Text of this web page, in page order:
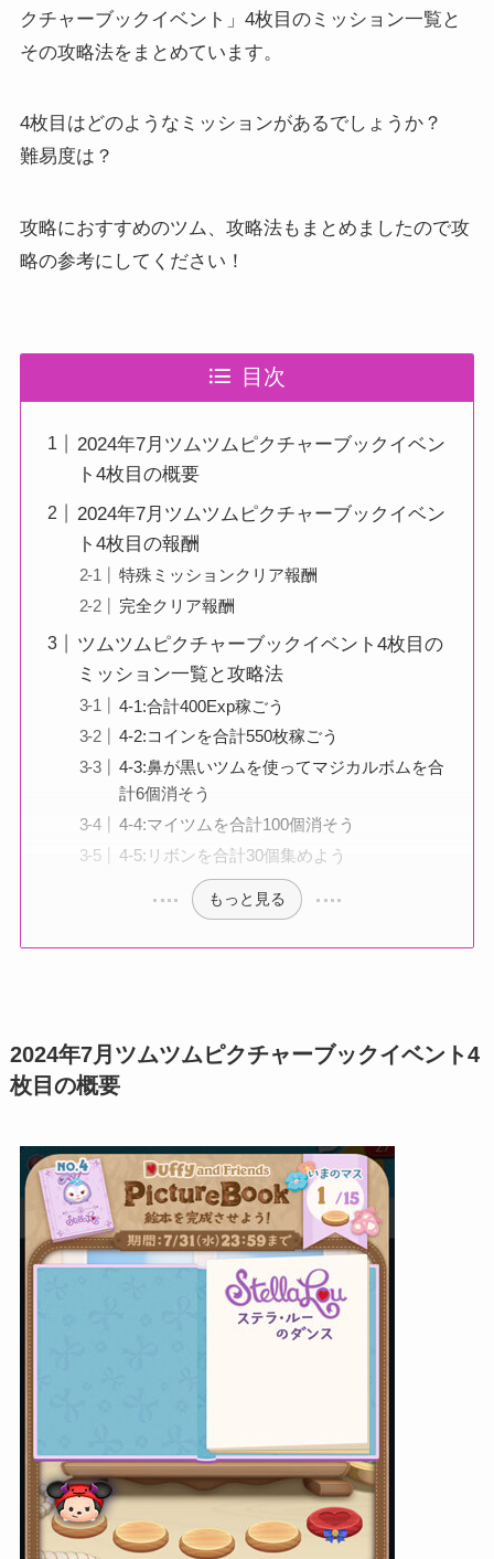
クチャーブックイベント」4枚目のミッション一覧と
その攻略法をまとめています。
4枚目はどのようなミッションがあるでしょうか？
難易度は？
攻略におすすめのツム、攻略法もまとめましたので攻
略の参考にしてください！
目次
2024年7月ツムツムピクチャーブックイベン
ト4枚目の概要
2024年7月ツムツムピクチャーブックイベン
ト4枚目の報酬
特殊ミッションクリア報酬
完全クリア報酬
ツムツムピクチャーブックイベント4枚目の
ミッション一覧と攻略法
4-1:合計400Exp稼ごう
4-2:コインを合計550枚稼ごう
4-3:鼻が黒いツムを使ってマジカルボムを合
計6個消そう
4-4:マイツムを合計100個消そう
4-5:リボンを合計30個集めよう
もっと見る
2024年7月ツムツムピクチャーブックイベント4
枚目の概要